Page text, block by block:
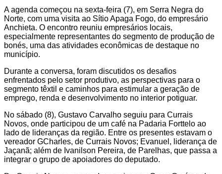
A agenda começou na sexta-feira (7), em Serra Negra do
Norte, com uma visita ao Sítio Apaga Fogo, do empresário
Anchieta. O encontro reuniu empresários locais,
especialmente representantes do segmento de produção de
bonés, uma das atividades econômicas de destaque no
município.
Durante a conversa, foram discutidos os desafios
enfrentados pelo setor produtivo, as perspectivas para o
segmento têxtil e caminhos para estimular a geração de
emprego, renda e desenvolvimento no interior potiguar.
No sábado (8), Gustavo Carvalho seguiu para Currais
Novos, onde participou de um café na Padaria Forttelo ao
lado de lideranças da região. Entre os presentes estavam o
vereador GCharles, de Currais Novos; Evanuel, liderança de
Jaçanã; além de Ivanilson Pereira, de Parelhas, que passa a
integrar o grupo de apoiadores do deputado.